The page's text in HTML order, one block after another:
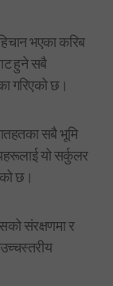
भएका करिब
हुने सबै
गरिएको छ।
सबै भूमि
यो सर्कुलर
छ।
संरक्षणमा र